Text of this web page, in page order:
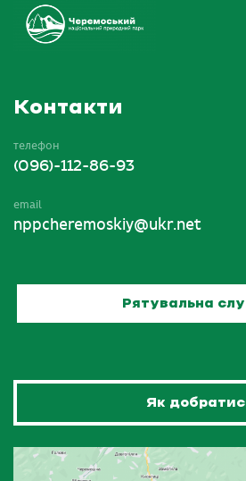
Контакти
телефон
(096)-112-86-93
email
nppcheremoskiy@ukr.net
Рятувальна
Як